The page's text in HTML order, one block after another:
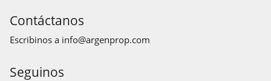
Contáctanos
Escribinos a info@argenprop.com
Seguinos